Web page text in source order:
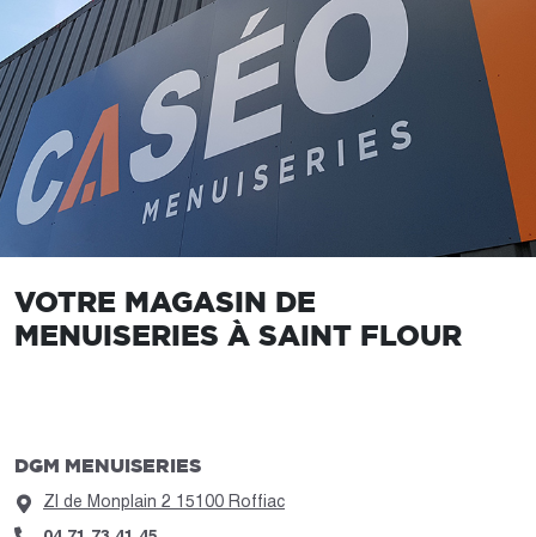
VOTRE MAGASIN DE
MENUISERIES À SAINT FLOUR
DGM MENUISERIES
ZI de Monplain 2 15100 Roffiac